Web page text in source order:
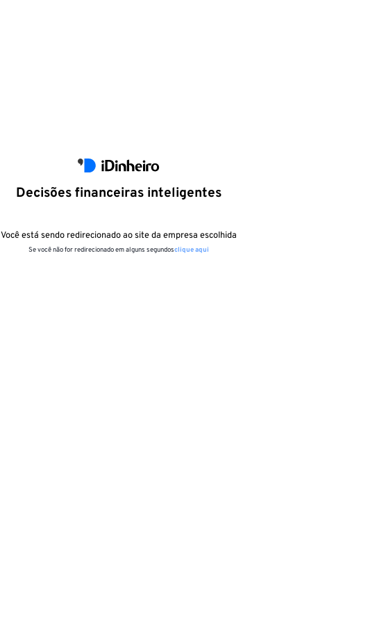
Decisões financeiras inteligentes
Você está sendo redirecionado ao site da empresa escolhida
Se você não for redirecionado em alguns segundosclique aqui